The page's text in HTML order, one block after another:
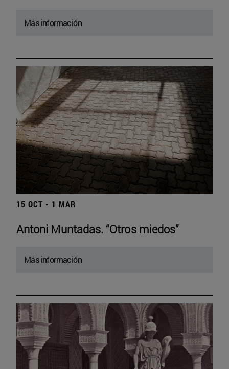
Más información
15 OCT - 1 MAR
Antoni Muntadas. “Otros miedos”
Más información